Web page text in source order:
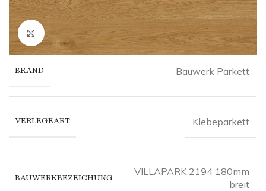
Click to enlarge
BRAND Bauwerk Parkett
VERLEGEART Klebeparkett
BAUWERKBEZEICHUNG
VILLAPARK 2194 180mm
breit